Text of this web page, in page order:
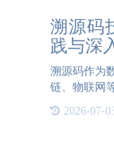
溯源码
践与深
溯源码作为
链、物联网
系。其核心
数据链，为
2026-07-